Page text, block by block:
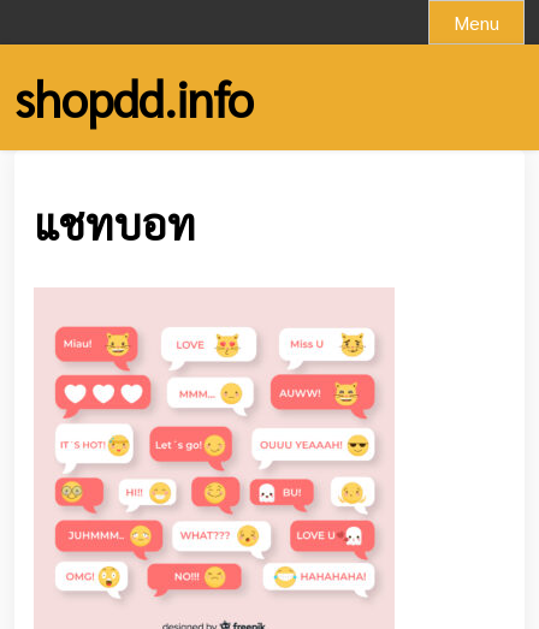
to
content
Menu
shopdd.info
แชทบอท